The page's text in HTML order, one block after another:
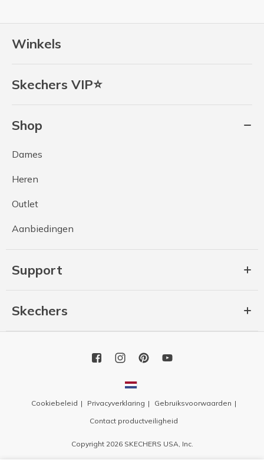
Winkels
Skechers VIP⭐
Shop
Dames
Heren
Outlet
Aanbiedingen
Support
Skechers
Cookiebeleid Privacyverklaring
Gebruiksvoorwaarden
Contact productveiligheid
Copyright 2026 SKECHERS USA, Inc.